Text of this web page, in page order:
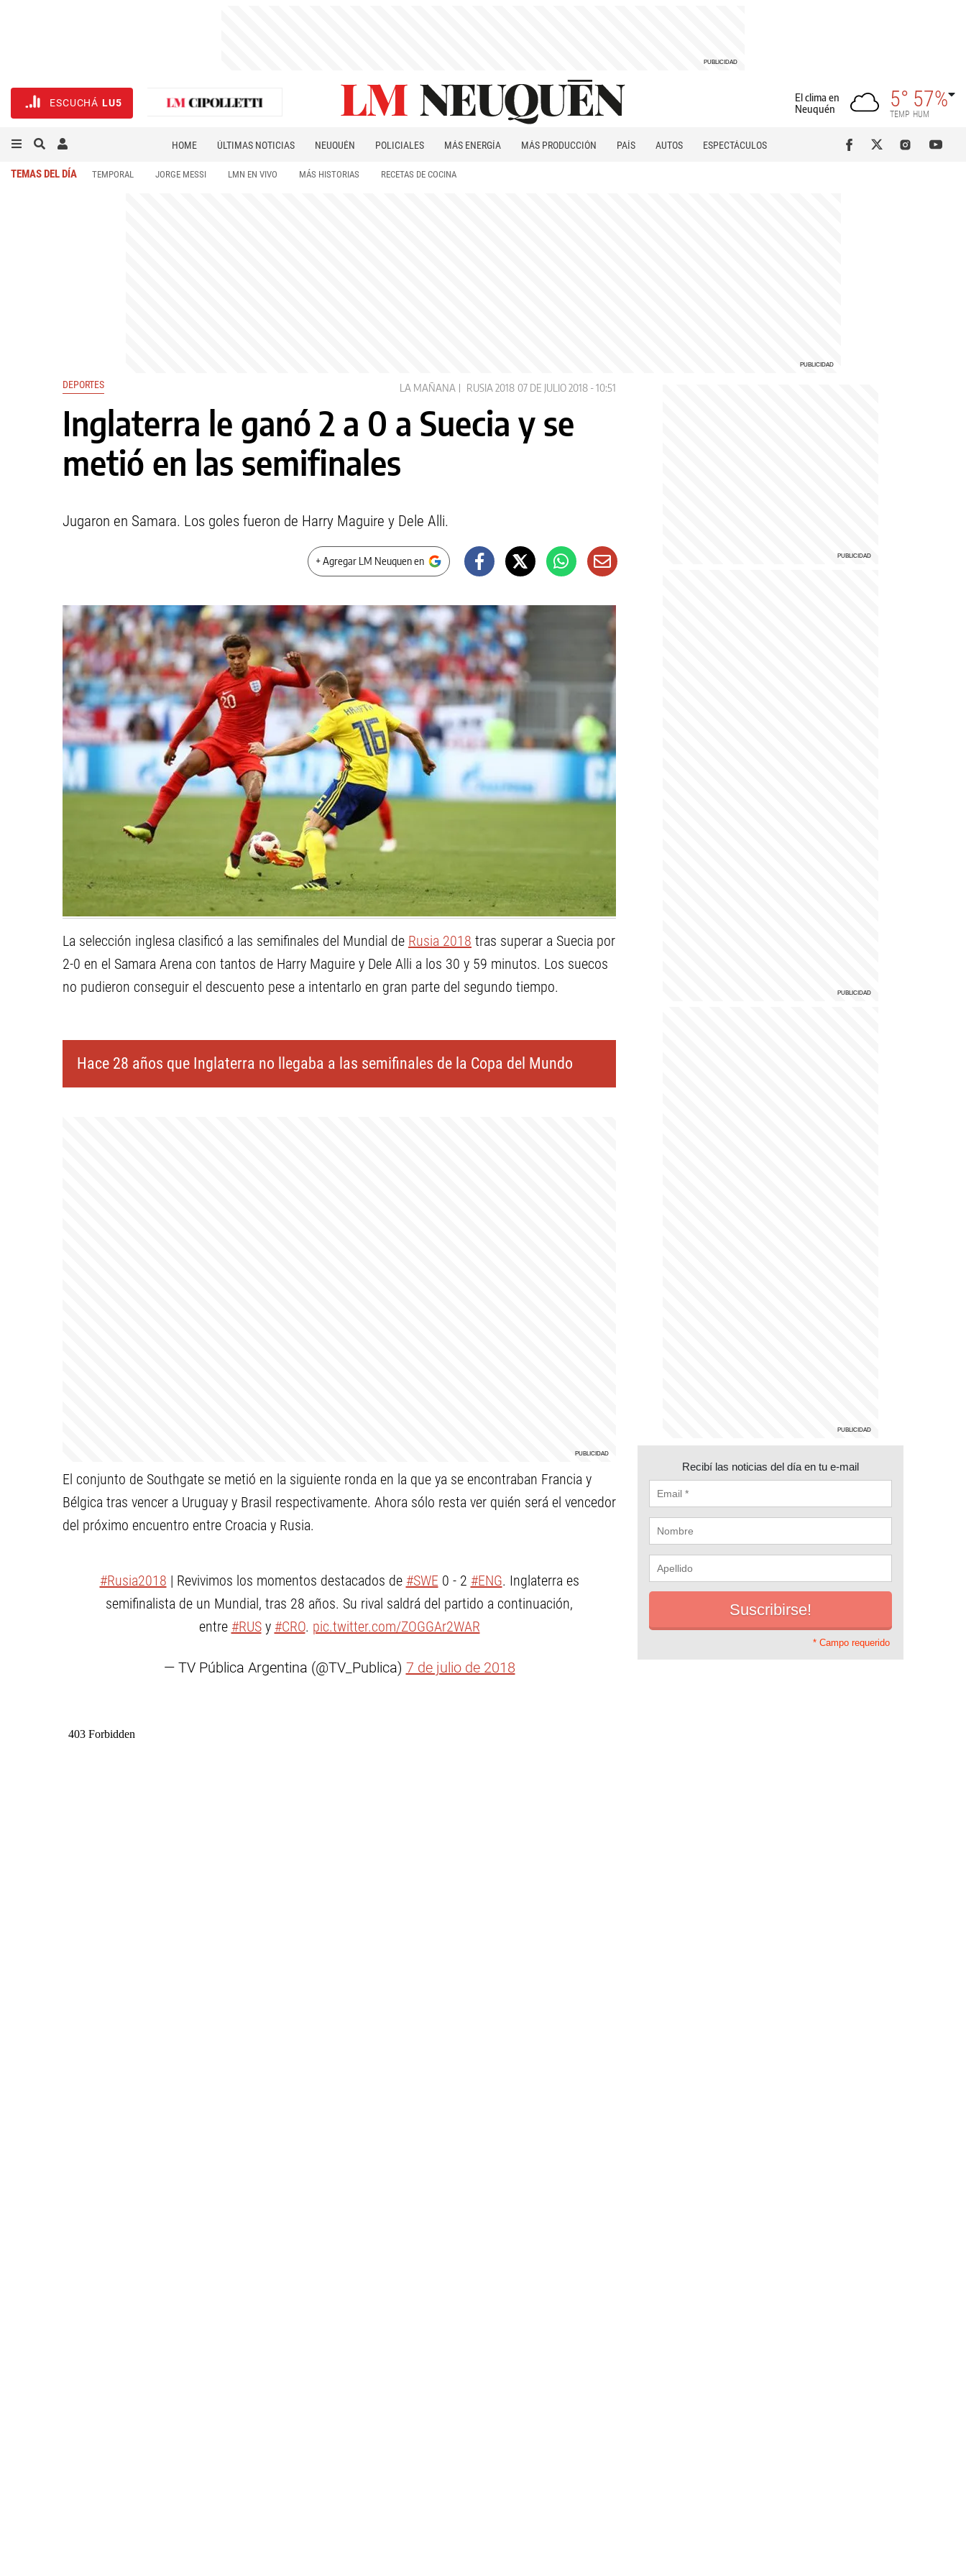
ESCUCHÁ LU5
El clima en
Neuquén
5°
TEMP
57%
HUM
HOME ÚLTIMAS NOTICIAS NEUQUÉN POLICIALES MÁS ENERGÍA MÁS PRODUCCIÓN PAÍS AUTOS
ESPECTÁCULOS
TEMAS DEL DÍA TEMPORAL JORGE MESSI LMN EN VIVO MÁS HISTORIAS RECETAS DE COCINA
DEPORTES LA MAÑANA RUSIA 2018 07 DE JULIO 2018 - 10:51
Inglaterra le ganó 2 a 0 a Suecia y se
metió en las semifinales
Jugaron en Samara. Los goles fueron de Harry Maguire y Dele Alli.
+ Agregar LM Neuquen en
La selección inglesa clasificó a las semifinales del Mundial de Rusia 2018 tras superar a Suecia por
2-0 en el Samara Arena con tantos de Harry Maguire y Dele Alli a los 30 y 59 minutos. Los suecos
no pudieron conseguir el descuento pese a intentarlo en gran parte del segundo tiempo.
Hace 28 años que Inglaterra no llegaba a las semifinales de la Copa del Mundo
El conjunto de Southgate se metió en la siguiente ronda en la que ya se encontraban Francia y
Bélgica tras vencer a Uruguay y Brasil respectivamente. Ahora sólo resta ver quién será el vencedor
del próximo encuentro entre Croacia y Rusia.
#Rusia2018 | Revivimos los momentos destacados de #SWE0 - 2 #ENG. Inglaterra es
semifinalista de un Mundial, tras 28 años. Su rival saldrá del partido a continuación,
entre #RUSy #CRO. pic.twitter.com/ZOGGAr2WAR
— TV Pública Argentina (@TV_Publica) 7 de julio de 2018
Recibí las noticias del día en tu e-mail
* Campo requerido